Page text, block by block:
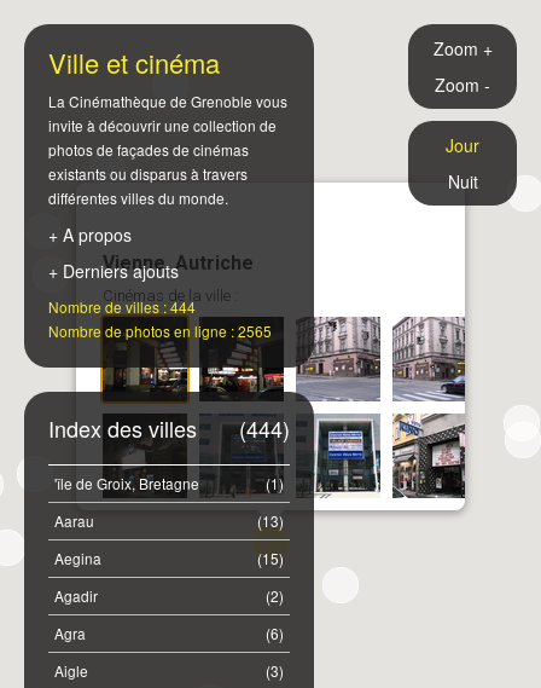
Vienne, Autriche
Cinémas de la ville :
Ville et cinéma
La Cinémathèque de Grenoble vous
invite à découvrir une collection de
photos de façades de cinémas
existants ou disparus à travers
différentes villes du monde.
+ A propos
+ Derniers ajouts
Nombre de villes : 444
Nombre de photos en ligne : 2565
(444)
Index des villes
(1)
'île de Groix, Bretagne
(13)
Aarau
(15)
Aegina
(2)
Agadir
(6)
Agra
(3)
Aigle
Zoom +
Zoom -
Jour
Nuit